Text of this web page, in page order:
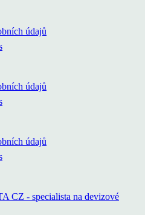
údajů
údajů
údajů
CZ - specialista na devizové